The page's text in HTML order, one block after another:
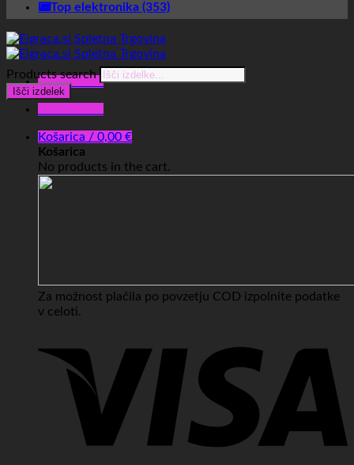
📟Top elektronika (353)
Glavni meni
Košarica / 0,00 €
Košarica
No products in the cart.
Za možnost plačila po povzetju COD izpolnite podatke
v celoti.
Products search
Išči izdelek